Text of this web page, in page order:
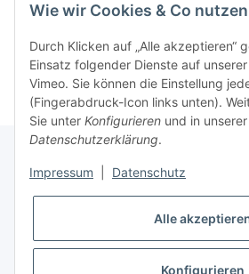
Kategorien
Informationen
Gesetzliche Informationen
Wie wir Cookies & Co nutzen
Durch Klicken auf „Alle akzeptieren“
Einsatz folgender Dienste auf
Vimeo. Sie können die Einstellung
(Fingerabdruck-Icon links unten).
Sie unter Konfigurieren und in unserer
Datenschutzerklärung.
Impressum Datenschutz
Alle
Konfigurieren